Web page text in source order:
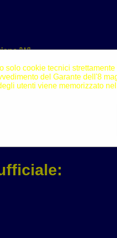
[W]
standard[N]
grande[B]
molto grande[V]
e solo testo
solo cookie tecnici
del Garante dell'8
utenti viene memorizzato